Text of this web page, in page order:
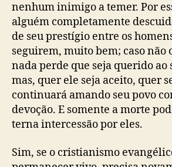
nenhum inimigo a temer. Por
alguém completamente
de seu prestígio entre os
seguirem, muito bem; caso não
nada perde que seja querido ao
mas, quer ele seja aceito, quer
continuará amando seu povo
devoção. E somente a morte
terna intercessão por eles.
Sim, se o cristianismo